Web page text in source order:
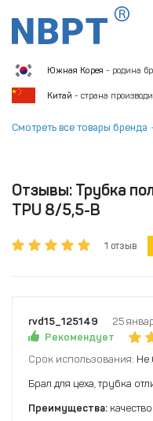
Южная Корея - родина
Китай - страна
Смотреть все товары бренда
Отзывы: Трубка
TPU 8/5,5-B
1 отзыв
rvd15_125149
25
Рекомендует
Срок использования: Не
Брал для цеха, трубка
Преимущества: качество